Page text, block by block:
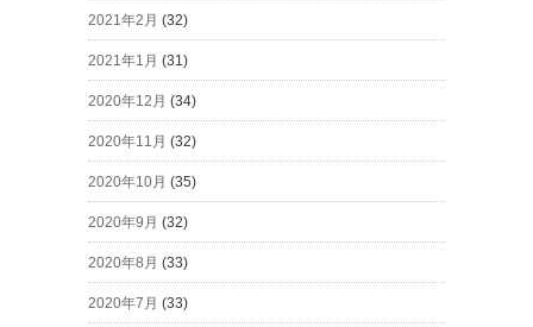
2021年2月 (32)
2021年1月 (31)
2020年12月 (34)
2020年11月 (32)
2020年10月 (35)
2020年9月 (32)
2020年8月 (33)
2020年7月 (33)